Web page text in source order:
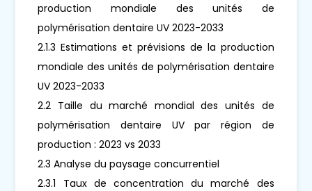
production mondiale des unités de
polymérisation dentaire UV 2023-2033
2.1.3 Estimations et prévisions de la production
mondiale des unités de polymérisation dentaire
UV 2023-2033
2.2 Taille du marché mondial des unités de
polymérisation dentaire UV par région de
production : 2023 vs 2033
2.3 Analyse du paysage concurrentiel
2.3.1 Taux de concentration du marché des